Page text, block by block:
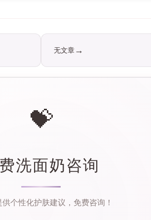
无文章
💝
洗面奶咨询
个性化护肤建议，免费咨询！